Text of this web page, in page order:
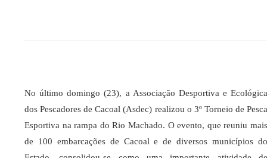
No último domingo (23), a Associação Desportiva e Ecológica
dos Pescadores de Cacoal (Asdec) realizou o 3º Torneio de Pesca
Esportiva na rampa do Rio Machado. O evento, que reuniu mais
de 100 embarcações de Cacoal e de diversos municípios do